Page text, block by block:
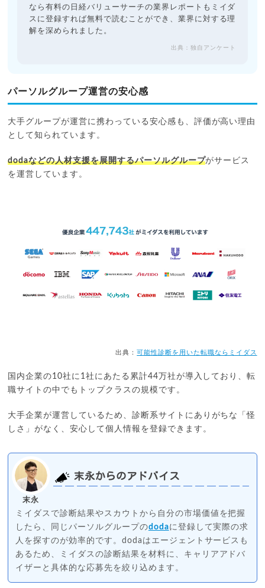
なら有料の日経バリューサーチの業界レポートもミイダ
スに登録すれば無料で読むことができ、業界に対する理
解を深められました。
出典：独自アンケート
パーソルグループ運営の安心感
大手グループが運営に携わっている安心感も、評価が高い理由
として知られています。
dodaなどの人材支援を展開するパーソルグループがサービス
を運営しています。
出典：可能性診断を用いた転職ならミイダス
国内企業の10社に1社にあたる累計44万社が導入しており、転
職サイトの中でもトップクラスの規模です。
大手企業が運営しているため、診断系サイトにありがちな「怪
しさ」がなく、安心して個人情報を登録できます。
末永
末永からのアドバイス
ミイダスで診断結果やスカウトから自分の市場価値を把握
したら、同じパーソルグループのdodaに登録して実際の求
人を探すのが効率的です。dodaはエージェントサービスも
あるため、ミイダスの診断結果を材料に、キャリアアドバ
イザーと具体的な応募先を絞り込めます。